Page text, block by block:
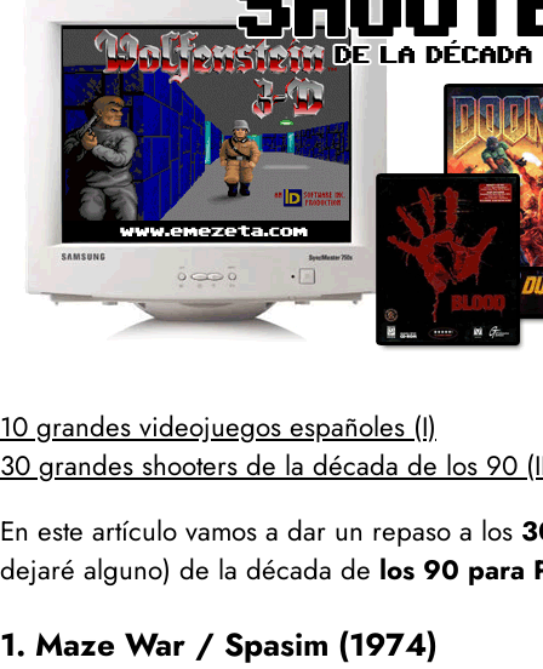
10 grandes videojuegos españoles (I)
30 grandes shooters de la década de los 90
En este artículo vamos a dar un repaso a los
dejaré alguno) de la década de los 90 para
1. Maze War / Spasim (1974)